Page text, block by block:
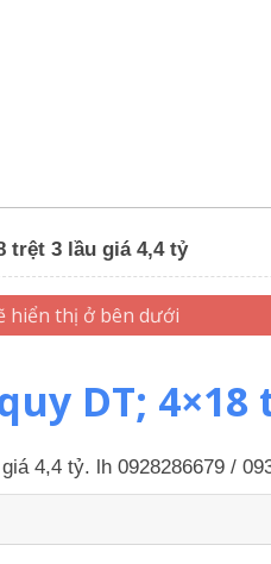
trệt 3 lầu giá 4,4 tỷ
DT;
4,4 tỷ. lh 0928286679 /